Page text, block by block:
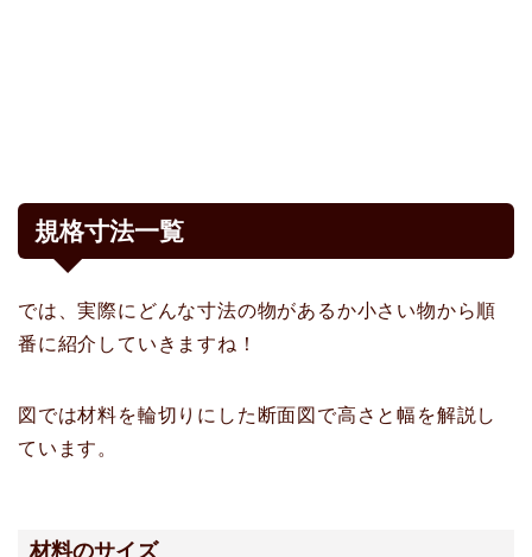
規格寸法一覧
では、実際にどんな寸法の物があるか小さい物から順
番に紹介していきますね！
図では材料を輪切りにした断面図で高さと幅を解説し
ています。
材料のサイズ